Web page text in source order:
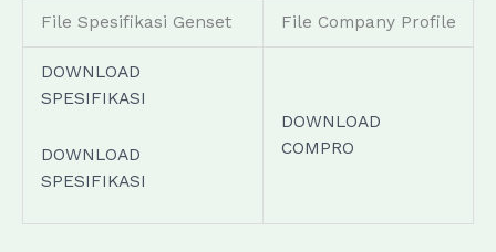
File Spesifikasi Genset File Company Profile
DOWNLOAD
SPESIFIKASI
DOWNLOAD
SPESIFIKASI
DOWNLOAD
COMPRO